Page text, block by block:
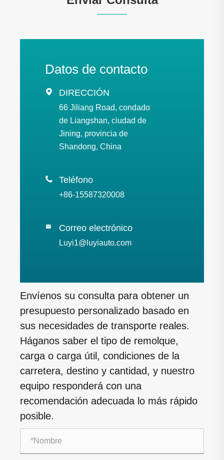
Datos de contacto
 DIRECCIÓN
66 Jiliang Road, condado
de Liangshan, ciudad de
Jining, provincia de
Shandong, China
 Teléfono
+86-15587320008
 Correo electrónico
Luyi1@luyiauto.com
Envíenos su consulta para obtener un
presupuesto personalizado basado en
sus necesidades de transporte reales.
Háganos saber el tipo de remolque,
carga o carga útil, condiciones de la
carretera, destino y cantidad, y nuestro
equipo responderá con una
recomendación adecuada lo más rápido
posible.